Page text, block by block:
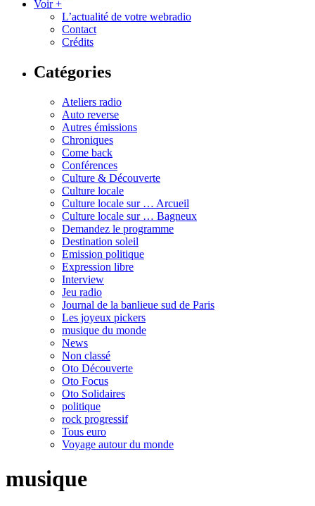
Voir +
L’actualité de votre webradio
Contact
Crédits
Catégories
Ateliers radio
Auto reverse
Autres émissions
Chroniques
Come back
Conférences
Culture & Découverte
Culture locale
Culture locale sur … Arcueil
Culture locale sur … Bagneux
Demandez le programme
Destination soleil
Emission politique
Expression libre
Interview
Jeu radio
Journal de la banlieue sud de Paris
Les joyeux pickers
musique du monde
News
Non classé
Oto Découverte
Oto Focus
Oto Solidaires
politique
rock progressif
Tous euro
Voyage autour du monde
musique